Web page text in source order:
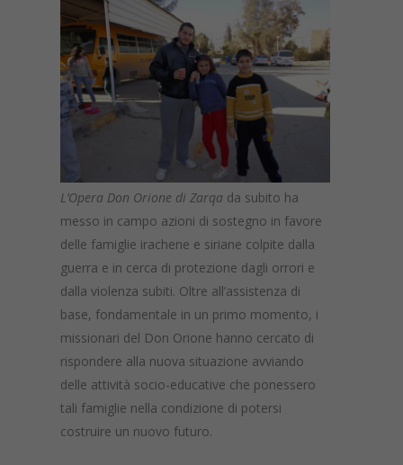
L’Opera Don Orione di Zarqada subito ha
messo in campo azioni di sostegno in favore
delle famiglie irachene e siriane colpite dalla
guerra e in cerca di protezione dagli orrori e
dalla violenza subiti. Oltre all’assistenza di
base, fondamentale in un primo momento, i
missionari del Don Orione hanno cercato di
rispondere alla nuova situazione avviando
delle attività socio-educative che ponessero
tali famiglie nella condizione di potersi
costruire un nuovo futuro.